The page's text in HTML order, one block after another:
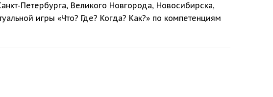
Петербурга, Великого Новгорода, Новосибирска,
игры «Что? Где? Когда? Как?» по компетенциям